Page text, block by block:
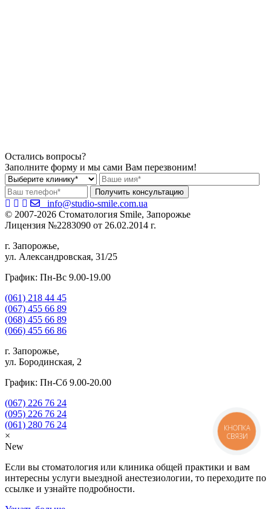
Остались вопросы?
Заполните форму и мы сами Вам перезвоним!
info@studio-smile.com.ua
© 2007-2026 Стоматология Smile, Запорожье
Лицензия №2283090 от 26.02.2014 г.
г. Запорожье,
ул. Александровская, 31/25
График: Пн-Вс 9.00-19.00
(061) 218 44 45
(067) 455 66 89
(068) 455 66 89
(066) 455 66 86
г. Запорожье,
ул. Бородинская, 2
График: Пн-Сб 9.00-20.00
(067) 226 76 24
(095) 226 76 24
(061) 280 76 24
×
New
Если вы стоматология или клиника общей практики и вам
интересны услуги выездной анестезиологии, то переходите по
ссылке и узнайте подробности.
КНОПКА
СВЯЗИ